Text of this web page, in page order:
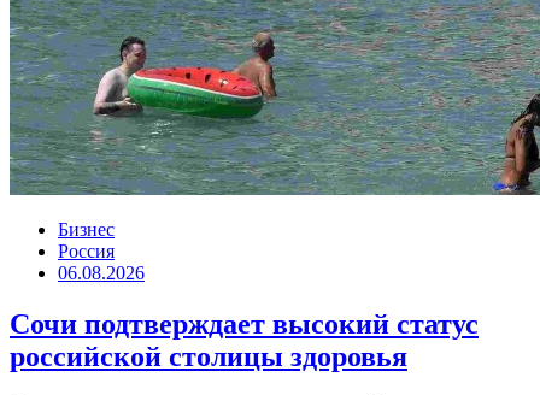
Бизнес
Россия
06.08.2026
Сочи подтверждает высокий статус
российской столицы здоровья